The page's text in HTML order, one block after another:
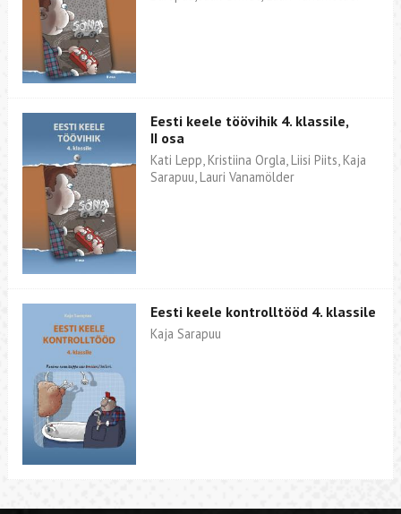
Eesti keele töövihik 4. klassile,
II osa
Kati Lepp, Kristiina Orgla, Liisi Piits, Kaja
Sarapuu, Lauri Vanamölder
Eesti keele kontrolltööd 4. klassile
Kaja Sarapuu